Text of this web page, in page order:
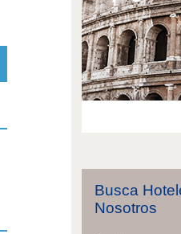
Busca
Nosotros